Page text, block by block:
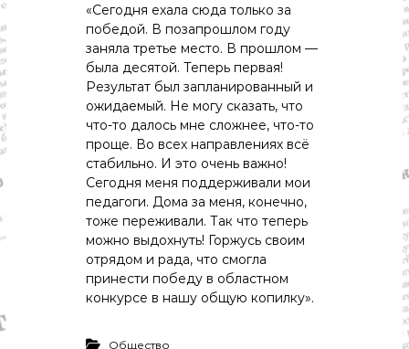
«Сегодня ехала сюда только за
победой. В позапрошлом году
заняла третье место. В прошлом —
была десятой. Теперь первая!
Результат был запланированный и
ожидаемый. Не могу сказать, что
что-то далось мне сложнее, что-то
проще. Во всех направлениях всё
стабильно. И это очень важно!
Сегодня меня поддерживали мои
педагоги. Дома за меня, конечно,
тоже переживали. Так что теперь
можно выдохнуть! Горжусь своим
отрядом и рада, что смогла
принести победу в областном
конкурсе в нашу общую копилку».
Общество